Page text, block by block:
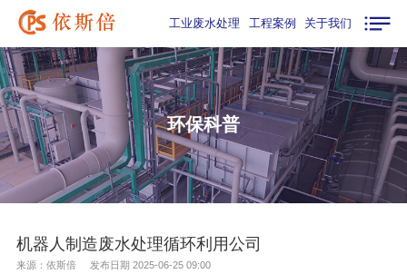
工业废水处理 工程案例 关于我们
环保科普
机器人制造废水处理循环利用公司
来源：依斯倍 发布日期 2025-06-25 09:00